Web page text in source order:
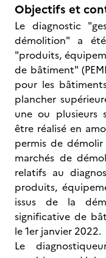
Objectifs et
Le diagnostic
démolition" a
"produits,
de bâtiment"
pour les
plancher
une ou plusieurs
être réalisé en
permis de
marchés de
relatifs au
produits,
issus de la
significative de
le 1er janvier 2022.
Le